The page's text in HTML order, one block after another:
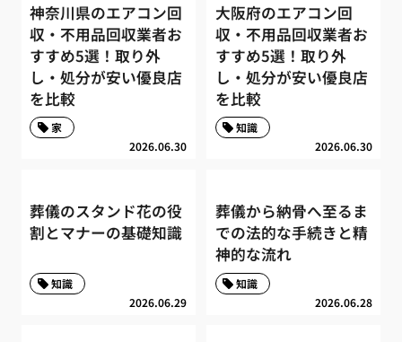
神奈川県のエアコン回
収・不用品回収業者お
すすめ5選！取り外
し・処分が安い優良店
を比較
2026.06.30
家
大阪府のエアコン回
収・不用品回収業者お
すすめ5選！取り外
し・処分が安い優良店
を比較
2026.06.30
知識
葬儀のスタンド花の役
割とマナーの基礎知識
2026.06.29
知識
葬儀から納骨へ至るま
での法的な手続きと精
神的な流れ
2026.06.28
知識